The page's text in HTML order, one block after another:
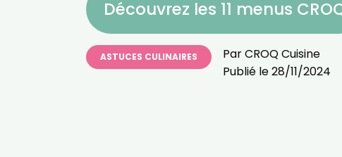
Découvrez les 11 menus
ASTUCES CULINAIRES ParCROQ Cuisine
Publié le28/11/2024